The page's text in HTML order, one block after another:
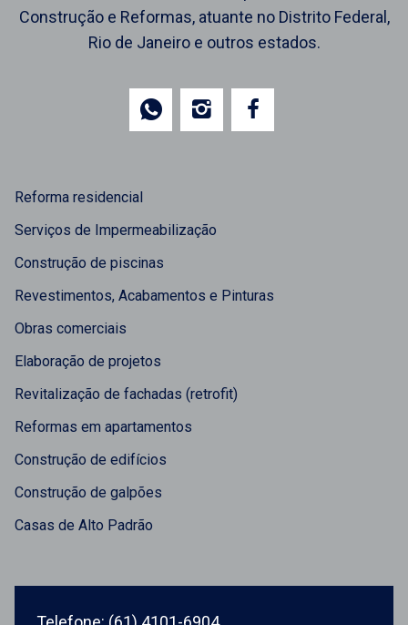
Construção e Reformas, atuante no Distrito Federal,
Rio de Janeiro e outros estados.
Reforma residencial
Serviços de Impermeabilização
Construção de piscinas
Revestimentos, Acabamentos e Pinturas
Obras comerciais
Elaboração de projetos
Revitalização de fachadas (retrofit)
Reformas em apartamentos
Construção de edifícios
Construção de galpões
Casas de Alto Padrão